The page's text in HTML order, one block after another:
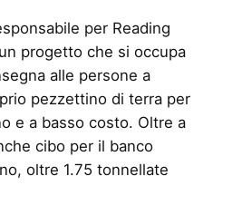
per Reading
progetto che si occupa
alle persone a
pezzettino di terra per
e a basso costo. Oltre a
cibo per il banco
oltre 1.75 tonnellate